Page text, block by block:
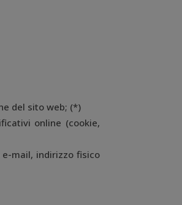
del sito web; (*)
online (cookie,
mail, indirizzo fisico